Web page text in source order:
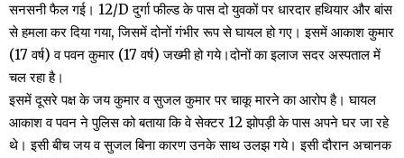
सनसनी फैल गई। 12/D दुर्गा फील्ड के पास दो युवकों पर धारदार हथियार और बांस
से हमला कर दिया गया, जिसमें दोनों गंभीर रूप से घायल हो गए। इसमें आकाश कुमार
(17 वर्ष) व पवन कुमार (17 वर्ष) जख्मी हो गये।दोनों का इलाज सदर अस्पताल में
चल रहा है।
इसमें दूसरे पक्ष के जय कुमार व सुजल कुमार पर चाकू मारने का आरोप है। घायल
आकाश व पवन ने पुलिस को बताया कि वे सेक्टर 12 झोपड़ी के पास अपने घर जा रहे
थे। इसी बीच जय व सुजल बिना कारण उनके साथ उलझ गये। इसी दौरान अचानक